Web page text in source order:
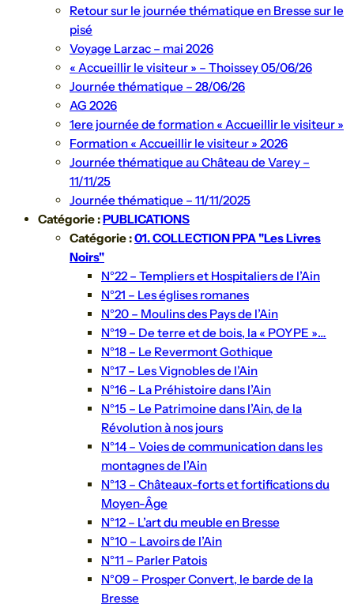
Retour sur le journée thématique en Bresse sur le
pisé
Voyage Larzac – mai 2026
« Accueillir le visiteur » – Thoissey 05/06/26
Journée thématique – 28/06/26
AG 2026
1ere journée de formation « Accueillir le visiteur »
Formation « Accueillir le visiteur » 2026
Journée thématique au Château de Varey –
11/11/25
Journée thématique – 11/11/2025
Catégorie :PUBLICATIONS
Catégorie :01. COLLECTION PPA "Les Livres
Noirs"
N°22 – Templiers et Hospitaliers de l’Ain
N°21 – Les églises romanes
N°20 – Moulins des Pays de l’Ain
N°19 – De terre et de bois, la « POYPE »…
N°18 – Le Revermont Gothique
N°17 – Les Vignobles de l’Ain
N°16 – La Préhistoire dans l’Ain
N°15 – Le Patrimoine dans l’Ain, de la
Révolution à nos jours
N°14 – Voies de communication dans les
montagnes de l’Ain
N°13 – Châteaux-forts et fortifications du
Moyen-Âge
N°12 – L’art du meuble en Bresse
N°10 – Lavoirs de l’Ain
N°11 – Parler Patois
N°09 – Prosper Convert, le barde de la
Bresse